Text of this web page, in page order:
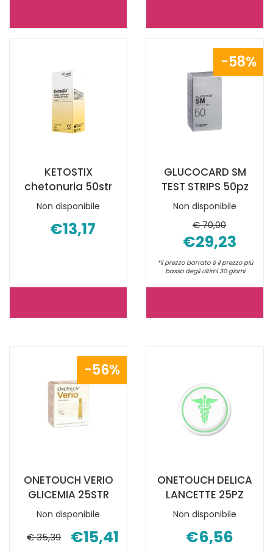
25STR NON
È
DISPONIBILE
INFEZ
VIE
URINAR NON
È
DISPONIBILE
KETOSTIX
chetonuria 50str
Non disponibile
€13,17
NON
DISPONIBILE
GLUCOCARD SM
TEST STRIPS 50pz
Non disponibile
58%
€ 70,00
€29,23
*il prezzo barrato è il prezzo più
basso degli ultimi 30 giorni
È
DISPONIBILE
ONETOUCH VERIO
GLICEMIA 25STR
Non disponibile
56%
€ 35,39 €15,41
ONETOUCH DELICA
LANCETTE 25PZ
Non disponibile
€6,56